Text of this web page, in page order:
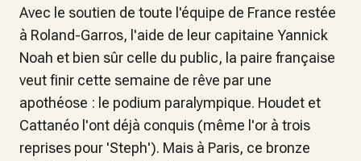
Avec le soutien de toute l'équipe de France restée
à Roland-Garros, l'aide de leur capitaine Yannick
Noah et bien sûr celle du public, la paire française
veut finir cette semaine de rêve par une
apothéose : le podium paralympique. Houdet et
Cattanéo l'ont déjà conquis (même l'or à trois
reprises pour 'Steph'). Mais à Paris, ce bronze